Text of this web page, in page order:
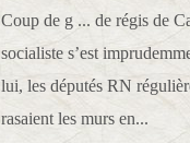
Coup de g ... de régis de
socialiste s’est
lui, les députés RN
rasaient les murs en...